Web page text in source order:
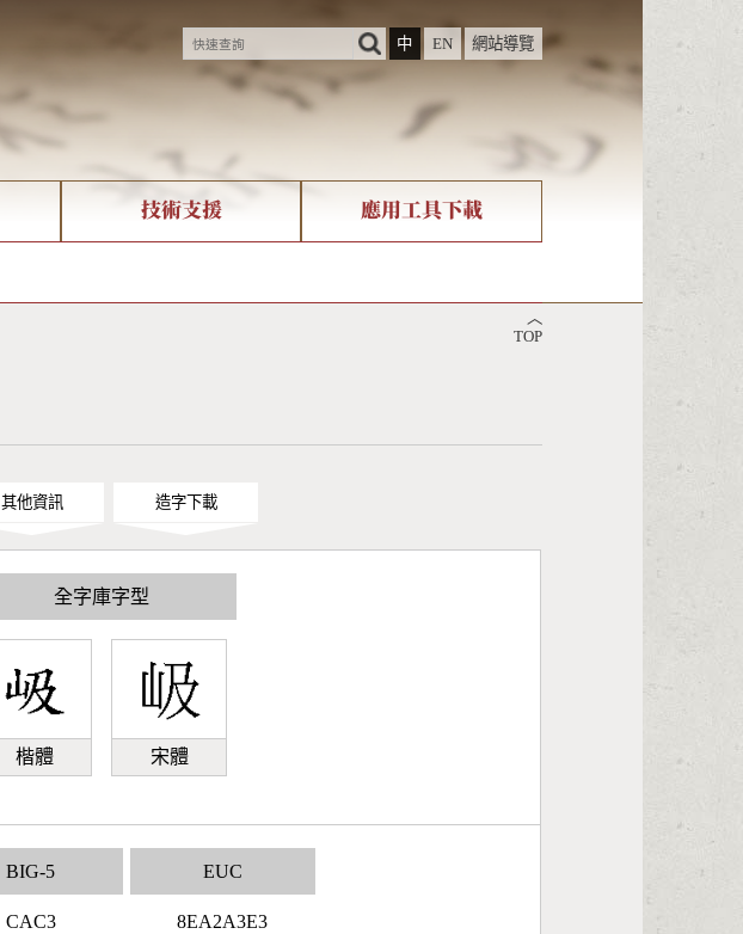
中
EN 網站導覽
技術支援 應用工具下載
︿
TOP
其他資訊 造字下載
全字庫字型
楷體 宋體
BIG-5
CAC3
EUC
8EA2A3E3